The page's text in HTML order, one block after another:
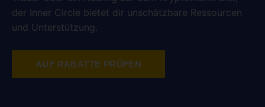
der Inner Circle bietet dir unschätzbare Ressourcen
und Unterstützung.
AUF RABATTE PRÜFEN